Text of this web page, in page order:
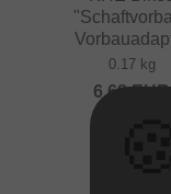
0.17 kg
6.68EUR